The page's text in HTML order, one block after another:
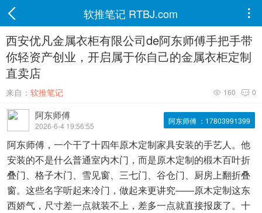
软推笔记 RTBJ.com 
西安优凡金属衣柜有限公司de阿东师傅手把手带
你轻资产创业，开启属于你自己的金属衣柜定制
直卖店
来自： 软推笔记  0
 160
阿东师傅
2026-6-4 19:56:55
阿东师傅 ：17803991399
阿东师傅，一个干了十四年原木定制家具安装的手艺人。他
安装的不是什么普通室内木门，而是原木定制的椴木百叶折
叠门、格子木门、雪见窗、三七门、谷仓门、厨房上翻折叠
窗。这些名字听起来冷门，做起来更讲究——原木定制这东
西娇气，尺寸差一点就装不上，差多一点就直接报废了。十